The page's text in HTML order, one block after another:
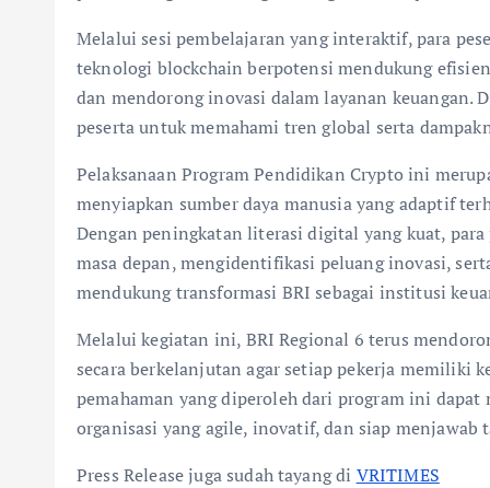
Melalui sesi pembelajaran yang interaktif, para
teknologi blockchain berpotensi mendukung
dan mendorong inovasi dalam layanan keuangan.
peserta untuk memahami tren global serta
Pelaksanaan Program Pendidikan Crypto ini
menyiapkan sumber daya manusia yang adaptif
Dengan peningkatan literasi digital yang kuat,
masa depan, mengidentifikasi peluang inovasi,
mendukung transformasi BRI sebagai institusi
Melalui kegiatan ini, BRI Regional 6 terus
secara berkelanjutan agar setiap pekerja memiliki
pemahaman yang diperoleh dari program ini
organisasi yang agile, inovatif, dan siap
Press Release juga sudah tayang di VRITIMES